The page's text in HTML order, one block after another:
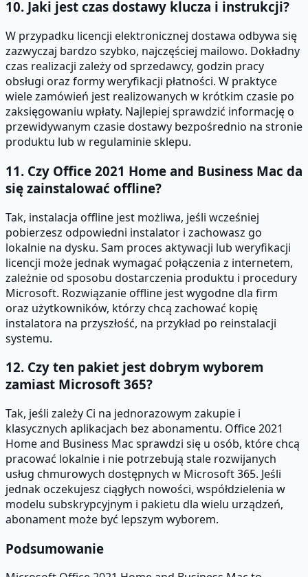
10. Jaki jest czas dostawy klucza i instrukcji?
W przypadku licencji elektronicznej dostawa odbywa się
zazwyczaj bardzo szybko, najczęściej mailowo. Dokładny
czas realizacji zależy od sprzedawcy, godzin pracy
obsługi oraz formy weryfikacji płatności. W praktyce
wiele zamówień jest realizowanych w krótkim czasie po
zaksięgowaniu wpłaty. Najlepiej sprawdzić informację o
przewidywanym czasie dostawy bezpośrednio na stronie
produktu lub w regulaminie sklepu.
11. Czy Office 2021 Home and Business Mac da
się zainstalować offline?
Tak, instalacja offline jest możliwa, jeśli wcześniej
pobierzesz odpowiedni instalator i zachowasz go
lokalnie na dysku. Sam proces aktywacji lub weryfikacji
licencji może jednak wymagać połączenia z internetem,
zależnie od sposobu dostarczenia produktu i procedury
Microsoft. Rozwiązanie offline jest wygodne dla firm
oraz użytkowników, którzy chcą zachować kopię
instalatora na przyszłość, na przykład po reinstalacji
systemu.
12. Czy ten pakiet jest dobrym wyborem
zamiast Microsoft 365?
Tak, jeśli zależy Ci na jednorazowym zakupie i
klasycznych aplikacjach bez abonamentu. Office 2021
Home and Business Mac sprawdzi się u osób, które chcą
pracować lokalnie i nie potrzebują stale rozwijanych
usług chmurowych dostępnych w Microsoft 365. Jeśli
jednak oczekujesz ciągłych nowości, współdzielenia w
modelu subskrypcyjnym i pakietu dla wielu urządzeń,
abonament może być lepszym wyborem.
Podsumowanie